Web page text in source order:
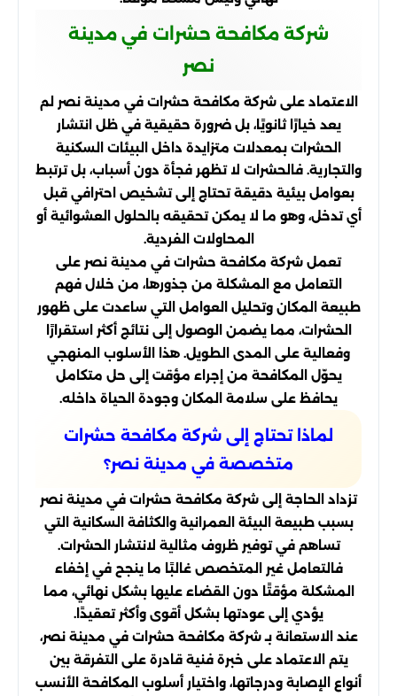
شركة مكافحة حشرات في مدينة
نصر
الاعتماد على شركة مكافحة حشرات في مدينة نصر لم
يعد خيارًا ثانويًا، بل ضرورة حقيقية في ظل انتشار
الحشرات بمعدلات متزايدة داخل البيئات السكنية
والتجارية. فالحشرات لا تظهر فجأة دون أسباب، بل ترتبط
بعوامل بيئية دقيقة تحتاج إلى تشخيص احترافي قبل
أي تدخل، وهو ما لا يمكن تحقيقه بالحلول العشوائية أو
المحاولات الفردية.
تعمل شركة مكافحة حشرات في مدينة نصر على
التعامل مع المشكلة من جذورها، من خلال فهم
طبيعة المكان وتحليل العوامل التي ساعدت على ظهور
الحشرات، مما يضمن الوصول إلى نتائج أكثر استقرارًا
وفعالية على المدى الطويل. هذا الأسلوب المنهجي
يحوّل المكافحة من إجراء مؤقت إلى حل متكامل
يحافظ على سلامة المكان وجودة الحياة داخله.
لماذا تحتاج إلى شركة مكافحة حشرات
متخصصة في مدينة نصر؟
تزداد الحاجة إلى شركة مكافحة حشرات في مدينة نصر
بسبب طبيعة البيئة العمرانية والكثافة السكانية التي
تساهم في توفير ظروف مثالية لانتشار الحشرات.
فالتعامل غير المتخصص غالبًا ما ينجح في إخفاء
المشكلة مؤقتًا دون القضاء عليها بشكل نهائي، مما
يؤدي إلى عودتها بشكل أقوى وأكثر تعقيدًا.
عند الاستعانة بـ شركة مكافحة حشرات في مدينة نصر،
يتم الاعتماد على خبرة فنية قادرة على التفرقة بين
أنواع الإصابة ودرجاتها، واختيار أسلوب المكافحة الأنسب